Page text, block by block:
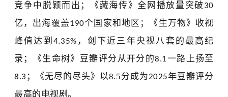
竞争中脱颖而出；《藏海传》全网播放量突破 30
亿，出海覆盖190个国家和地区；《生万物》收视
峰值达到 4.35% ，创下近三年央视八套的最高纪
录；《生命树》豆瓣评分从开分的8.1一路上扬至
8.3 ；《无尽的尽头》以8.5分成为2025年豆瓣评分
最高的电视剧。